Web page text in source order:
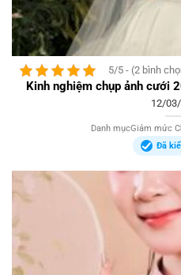
5/5 - (2 bình
Kinh nghiệm chụp ảnh cưới
12/
Danh mụcGiảm mức
Đã